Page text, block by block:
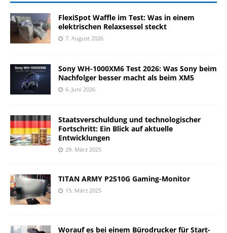
FlexiSpot Waffle im Test: Was in einem
elektrischen Relaxsessel steckt
7. August 2026
Sony WH-1000XM6 Test 2026: Was Sony beim
Nachfolger besser macht als beim XM5
6. Juni 2026
Staatsverschuldung und technologischer
Fortschritt: Ein Blick auf aktuelle
Entwicklungen
29. März 2025
TITAN ARMY P2510G Gaming-Monitor
15. März 2025
Worauf es bei einem Bürodrucker für Start-